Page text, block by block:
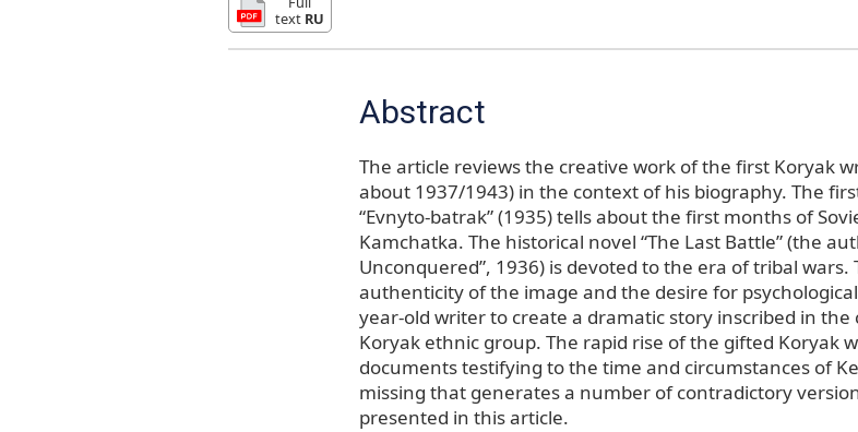
text RU
Abstract
The article reviews the creative work of the first Koryak
about 1937/1943) in the context of his biography. The
“Evnyto-batrak” (1935) tells about the first months of
Kamchatka. The historical novel “The Last Battle” (the
Unconquered”, 1936) is devoted to the era of tribal
authenticity of the image and the desire for
year-old writer to create a dramatic story inscribed in
Koryak ethnic group. The rapid rise of the gifted Koryak
documents testifying to the time and circumstances of
missing that generates a number of contradictory
presented in this article.